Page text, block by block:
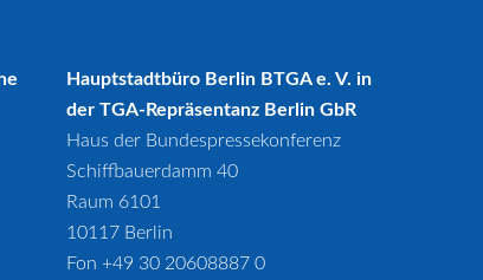
Hauptstadtbüro Berlin BTGA e. V. in
der TGA-Repräsentanz Berlin GbR
Haus der Bundespressekonferenz
Schiffbauerdamm 40
Raum 6101
10117 Berlin
Fon +49 30 20608887 0